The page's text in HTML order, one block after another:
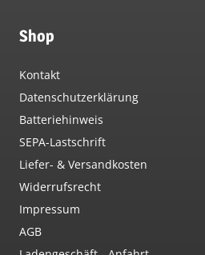
Shop
Kontakt
Datenschutzerklärung
Batteriehinweis
SEPA-Lastschrift
Liefer- & Versandkosten
Widerrufsrecht
Impressum
AGB